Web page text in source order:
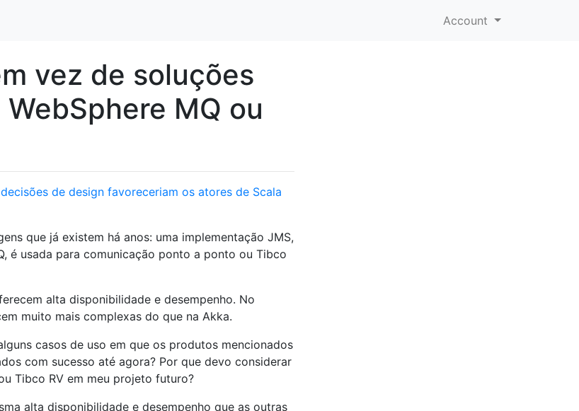
Account
vez de soluções
MQ ou
de design favoreceriam os atores de Scala
que já existem há anos: uma implementação JMS,
é usada para comunicação ponto a ponto ou Tibco
alta disponibilidade e desempenho. No
muito mais complexas do que na Akka.
casos de uso em que os produtos mencionados
​​com sucesso até agora? Por que devo considerar
Tibco RV em meu projeto futuro?
alta disponibilidade e desempenho que as outras